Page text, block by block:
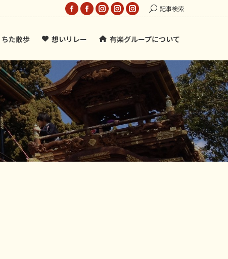
Facebook
opens
new
window
Facebook
opens
new
window
Instagram
opens
new
window
Instagram
opens
new
Instagram
opens
new
window
Search:記事検索
ちた散歩 想いリレー 有楽グループについて